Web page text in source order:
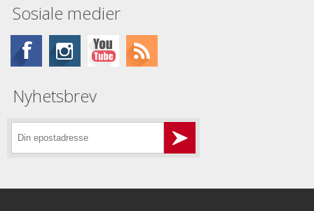
Sosiale medier
Nyhetsbrev